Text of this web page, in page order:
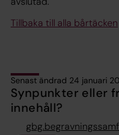
Tillbaka till alla bårtäcken
Senast ändrad 24 januari
Synpunkter eller
innehåll?